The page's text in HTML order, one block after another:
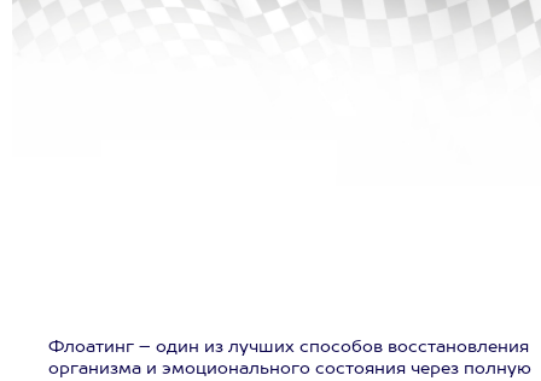
Флоатинг – один из лучших способов восстановления
организма и эмоционального состояния через полную